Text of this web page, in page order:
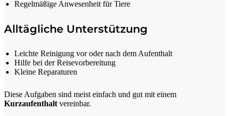
Regelmäßige Anwesenheit für Tiere
Alltägliche Unterstützung
Leichte Reinigung vor oder nach dem Aufenthalt
Hilfe bei der Reisevorbereitung
Kleine Reparaturen
Diese Aufgaben sind meist einfach und gut mit einem
Kurzaufenthalt vereinbar.